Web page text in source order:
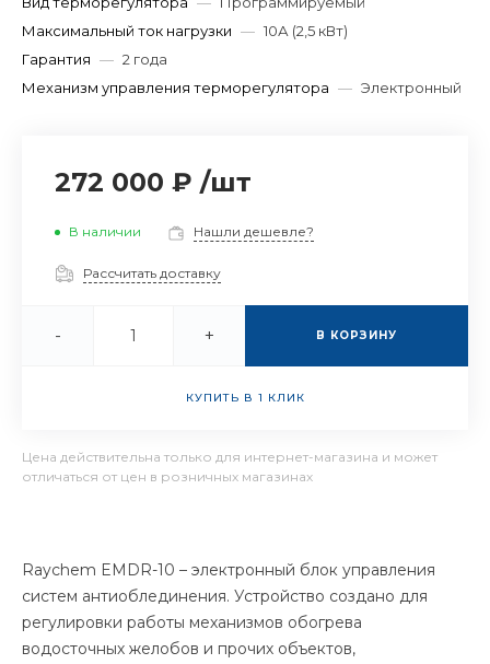
Максимальный ток нагрузки — 10А (2,5 кВт)
Гарантия — 2 года
Механизм управления терморегулятора — Электронный
272 000 ₽ /шт
В наличии Нашли дешевле?
Рассчитать доставку
- + В КОРЗИНУ
КУПИТЬ В 1 КЛИК
Цена действительна только для интернет-магазина и может
отличаться от цен в розничных магазинах
Raychem EMDR-10 – электронный блок управления
систем антиоблединения. Устройство создано для
регулировки работы механизмов обогрева
водосточных желобов и прочих объектов,